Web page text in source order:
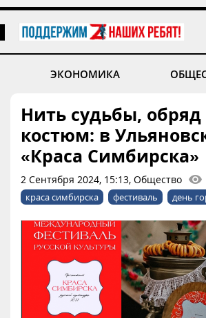
ЭКОНОМИКА
Нить судьбы, обряд
костюм: в
«Краса Симбирска»
2 Сентября 2024, 15:13, Общество
краса симбирска фестиваль день